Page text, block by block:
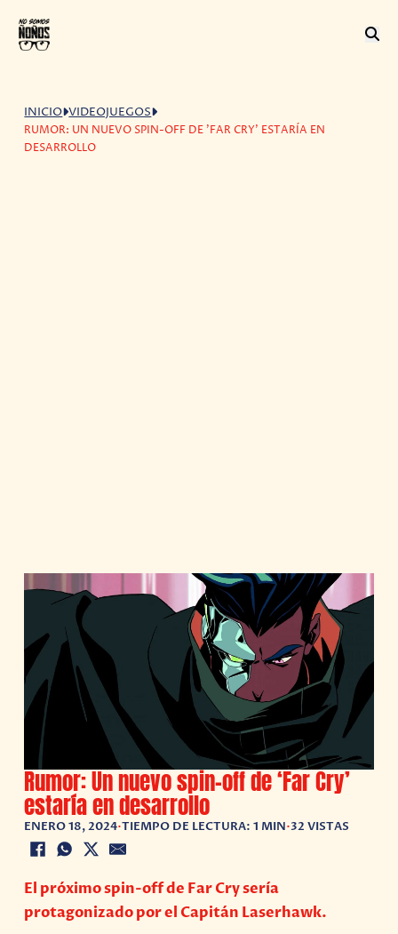
INICIO VIDEOJUEGOS
RUMOR: UN NUEVO SPIN-OFF DE 'FAR CRY' ESTARÍA EN
DESARROLLO
Rumor: Un nuevo spin-off de ‘Far Cry’
estaría en desarrollo
ENERO 18, 2024•TIEMPO DE LECTURA: 1 MIN•32 VISTAS
El próximo spin-off de Far Cry sería
protagonizado por el Capitán Laserhawk.